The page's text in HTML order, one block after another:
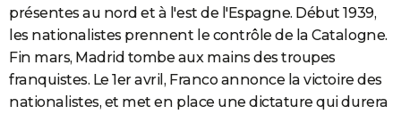
présentes au nord et à l'est de l'Espagne. Début 1939,
les nationalistes prennent le contrôle de la Catalogne.
Fin mars, Madrid tombe aux mains des troupes
franquistes. Le 1er avril, Franco annonce la victoire des
nationalistes, et met en place une dictature qui durera